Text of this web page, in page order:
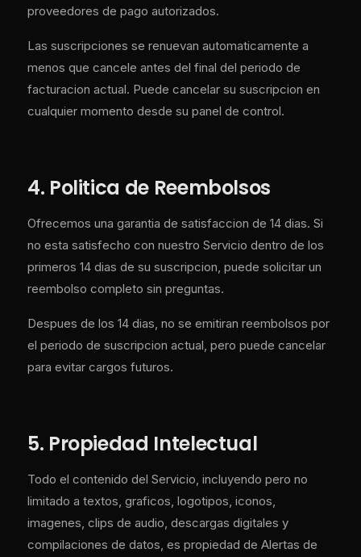
proveedores de pago autorizados.
Las suscripciones se renuevan automaticamente a
menos que cancele antes del final del periodo de
facturacion actual. Puede cancelar su suscripcion en
cualquier momento desde su panel de control.
4. Politica de Reembolsos
Ofrecemos una garantia de satisfaccion de 14 dias. Si
no esta satisfecho con nuestro Servicio dentro de los
primeros 14 dias de su suscripcion, puede solicitar un
reembolso completo sin preguntas.
Despues de los 14 dias, no se emitiran reembolsos por
el periodo de suscripcion actual, pero puede cancelar
para evitar cargos futuros.
5. Propiedad Intelectual
Todo el contenido del Servicio, incluyendo pero no
limitado a textos, graficos, logotipos, iconos,
imagenes, clips de audio, descargas digitales y
compilaciones de datos, es propiedad de Alertas de